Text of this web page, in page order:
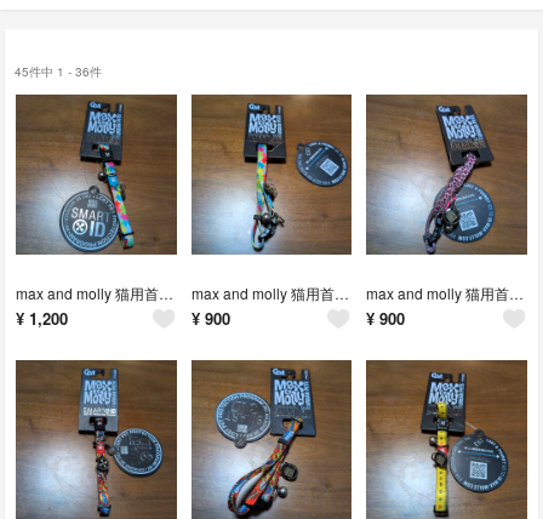
45件中 1 - 36件
max and molly 猫用首輪 パズル
¥ 1,200
max and molly 猫用首輪 パズル
¥ 900
max and molly 猫用首輪 レオパードピンク
¥ 900